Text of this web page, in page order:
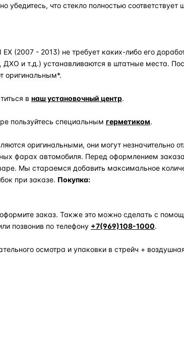
убедитесь, что стекло полностью соответствует
(2007 - 2013) не требует каких-либо его
и т.д.) устанавливаются в штатные места.
оригинальным*.
в наш установочный центр.
пользуйтесь специальным герметиком.
оригинальными, они могут незначительно
фарах автомобиля. Перед оформлением
Мы стараемся добавить максимальное
при заказе. Покупка:
заказ. Также это можно сделать с
позвонив по телефону +7(969)108-1000.
осмотра и упаковки в стрейч +